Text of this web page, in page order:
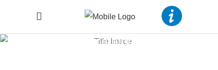
Separators